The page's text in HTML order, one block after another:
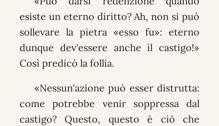
esiste un eterno diritto? Ah, non si può
sollevare la pietra «esso fu»: eterno
dunque dev'essere anche il castigo!»
Così predicò la follia.
«Nessun'azione può esser distrutta:
come potrebbe venir soppressa dal
castigo? Questo, questo è ciò che